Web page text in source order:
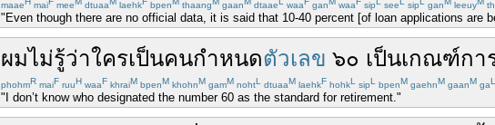
maae mai mee dtuaa laehk bpen thaang gaan dtaae waa gan waa sip see sip gan leeuy
"Even though there are no official data, it is said that 10-40 percent [of loan applications are
ผมไม่รู้ว่าใครเป็นคนกำหนดตัวเลข ๖๐ เป็นเกณฑ์กา
phohmR maiF ruuH waaF khraiM bpenM khohnM gamM nohtL dtuaaM laehkF hohkL sipL bpenM gaehnM gaanM gaL
"I don’t know who designated the number 60 as the standard for retirement."